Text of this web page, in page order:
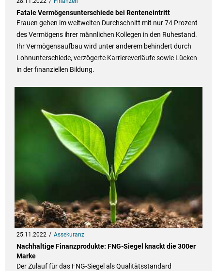
Fatale Vermögensunterschiede bei Renteneintritt
Frauen gehen im weltweiten Durchschnitt mit nur 74 Prozent
des Vermögens ihrer männlichen Kollegen in den Ruhestand.
Ihr Vermögensaufbau wird unter anderem behindert durch
Lohnunterschiede, verzögerte Karriereverläufe sowie Lücken
in der finanziellen Bildung.
25.11.2022 Assekuranz
Nachhaltige Finanzprodukte: FNG-Siegel knackt die 300er
Marke
Der Zulauf für das FNG-Siegel als Qualitätsstandard